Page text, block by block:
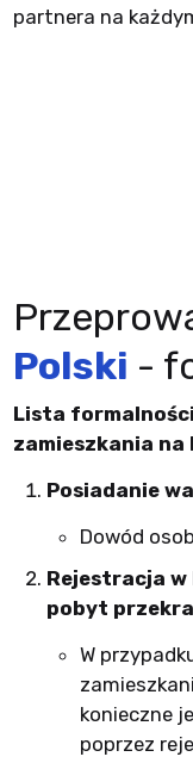
partnera na
Polski -
Lista
zamieszkania na
Posiadanie
Dowód
Rejestracja w
pobyt
W
konieczne
poprzez